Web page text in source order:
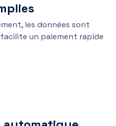
les données sont
un paiement rapide